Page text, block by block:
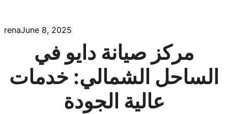
renaJune 8, 2025
مركز صيانة دايو في
الساحل الشمالي: خدمات
عالية الجودة